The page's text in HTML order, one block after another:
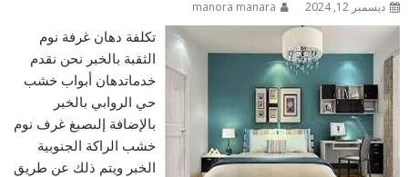
ديسمبر 12, 2024 manora manara
تكلفة دهان غرفة نوم
الثقبة بالخبر نحن نقدم
خدماتدهان أبواب خشب
حي الروابي بالخبر
بالإضافة إلىصبغ غرف نوم
خشب الراكة الجنوبية
الخبر ويتم ذلك عن طريق